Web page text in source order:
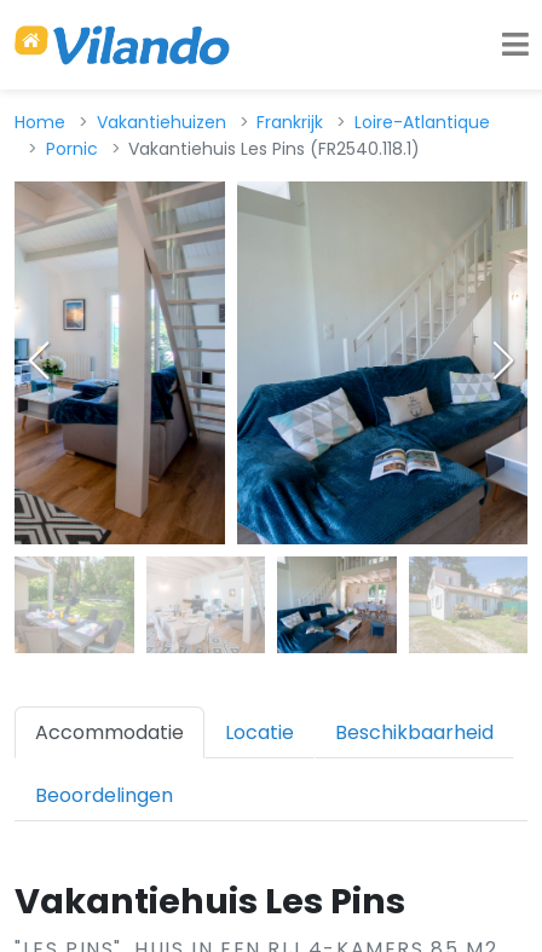
Home Vakantiehuizen Frankrijk
Loire-Atlantique
Pornic
Vakantiehuis Les Pins (FR2540.118.1)
Accommodatie Locatie Beschikbaarheid
Beoordelingen
Vakantiehuis Les Pins